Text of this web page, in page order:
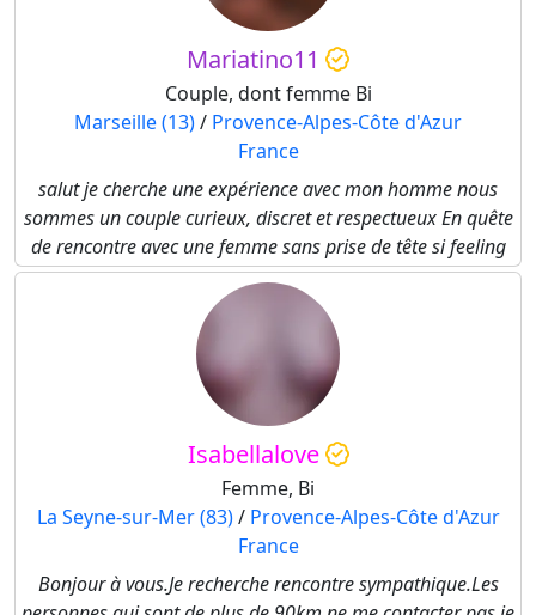
Mariatino11
Couple, dont femme Bi
Marseille (13)/ Provence-Alpes-Côte d'Azur
France
salut je cherche une expérience avec mon homme nous
sommes un couple curieux, discret et respectueux En quête
de rencontre avec une femme sans prise de tête si feeling
Isabellalove
Femme, Bi
La Seyne-sur-Mer (83)/ Provence-Alpes-Côte d'Azur
France
Bonjour à vous.Je recherche rencontre sympathique.Les